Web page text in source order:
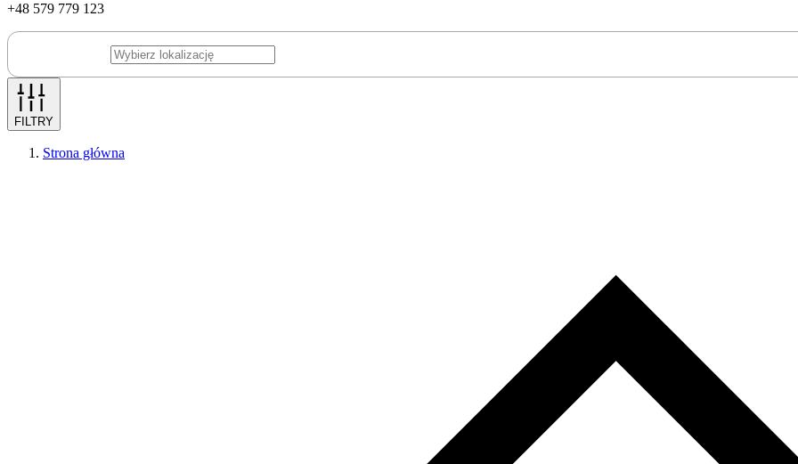
+48 579 779 123
FILTRY
Strona główna